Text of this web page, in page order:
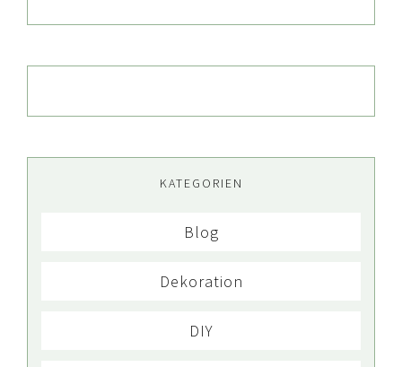
KATEGORIEN
Blog
Dekoration
DIY